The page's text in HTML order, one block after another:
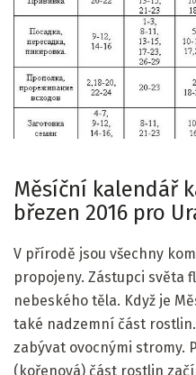
Měsíční kalendář
březen 2016 pro
V přírodě jsou všechny
propojeny. Zástupci světa
nebeského těla. Když je
také nadzemní část
zabývat ovocnými stromy.
(kořenová) část rostlin